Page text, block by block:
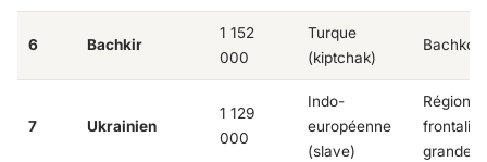
6 Bachkir
1 152
000
Turque
(kiptchak)
7 Ukrainien
1 129
000
Indo-
européenne
(slave)
Régions
grandes